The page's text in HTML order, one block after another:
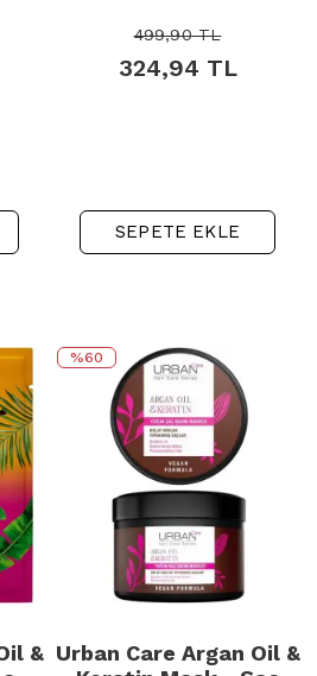
499,90TL
324,94 TL
SEPETE EKLE
&
%60
Urban Care Argan Oil &